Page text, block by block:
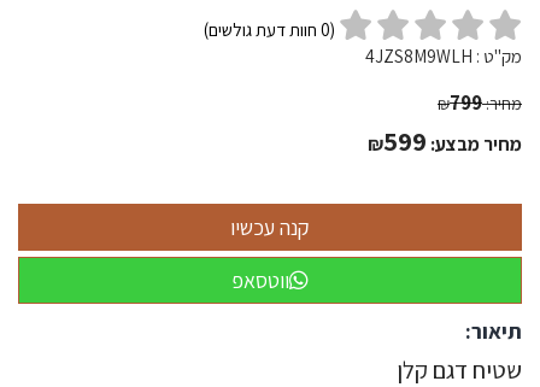
(
0 חוות דעת גולשים)
מק"ט : 4JZS8M9WLH
מחיר: ₪799
מחיר מבצע: ₪599
ווטסאפ
תיאור:
שטיח דגם קלן